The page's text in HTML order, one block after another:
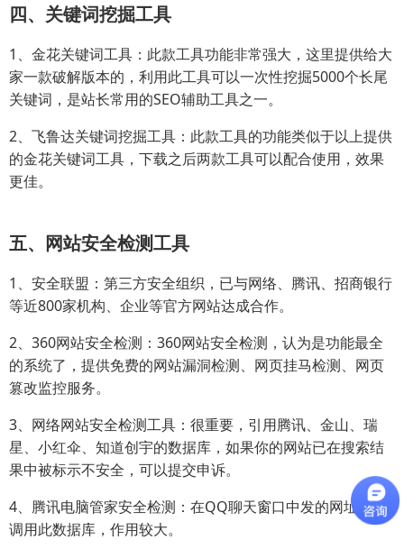
四、关键词挖掘工具
1、金花关键词工具：此款工具功能非常强大，这里提供给大
家一款破解版本的，利用此工具可以一次性挖掘5000个长尾
关键词，是站长常用的SEO辅助工具之一。
2、飞鲁达关键词挖掘工具：此款工具的功能类似于以上提供
的金花关键词工具，下载之后两款工具可以配合使用，效果
更佳。
五、网站安全检测工具
1、安全联盟：第三方安全组织，已与网络、腾讯、招商银行
等近800家机构、企业等官方网站达成合作。
2、360网站安全检测：360网站安全检测，认为是功能最全
的系统了，提供免费的网站漏洞检测、网页挂马检测、网页
篡改监控服务。
3、网络网站安全检测工具：很重要，引用腾讯、金山、瑞
星、小红伞、知道创宇的数据库，如果你的网站已在搜索结
果中被标示不安全，可以提交申诉。
4、腾讯电脑管家安全检测：在QQ聊天窗口中发的网址，会
调用此数据库，作用较大。